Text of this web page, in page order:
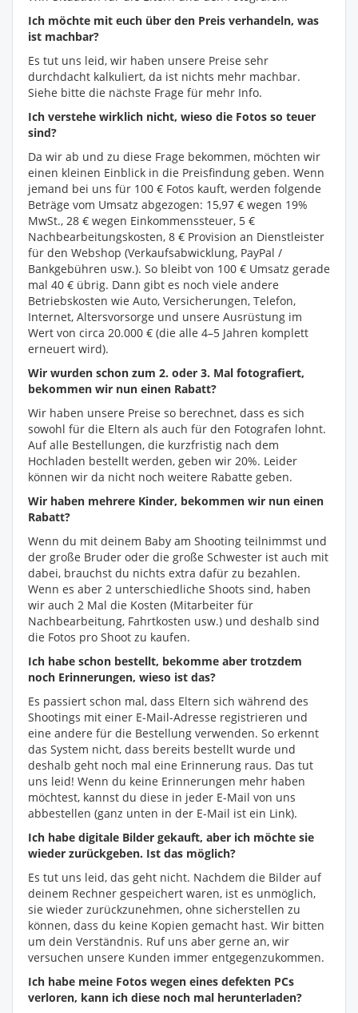
Ich möchte mit euch über den Preis verhandeln, was
ist machbar?
Es tut uns leid, wir haben unsere Preise sehr
durchdacht kalkuliert, da ist nichts mehr machbar.
Siehe bitte die nächste Frage für mehr Info.
Ich verstehe wirklich nicht, wieso die Fotos so teuer
sind?
Da wir ab und zu diese Frage bekommen, möchten wir
einen kleinen Einblick in die Preisfindung geben. Wenn
jemand bei uns für 100 € Fotos kauft, werden folgende
Beträge vom Umsatz abgezogen: 15,97 € wegen 19%
MwSt., 28 € wegen Einkommenssteuer, 5 €
Nachbearbeitungskosten, 8 € Provision an Dienstleister
für den Webshop (Verkaufsabwicklung, PayPal /
Bankgebühren usw.). So bleibt von 100 € Umsatz gerade
mal 40 € übrig. Dann gibt es noch viele andere
Betriebskosten wie Auto, Versicherungen, Telefon,
Internet, Altersvorsorge und unsere Ausrüstung im
Wert von circa 20.000 € (die alle 4–5 Jahren komplett
erneuert wird).
Wir wurden schon zum 2. oder 3. Mal fotografiert,
bekommen wir nun einen Rabatt?
Wir haben unsere Preise so berechnet, dass es sich
sowohl für die Eltern als auch für den Fotografen lohnt.
Auf alle Bestellungen, die kurzfristig nach dem
Hochladen bestellt werden, geben wir 20%. Leider
können wir da nicht noch weitere Rabatte geben.
Wir haben mehrere Kinder, bekommen wir nun einen
Rabatt?
Wenn du mit deinem Baby am Shooting teilnimmst und
der große Bruder oder die große Schwester ist auch mit
dabei, brauchst du nichts extra dafür zu bezahlen.
Wenn es aber 2 unterschiedliche Shoots sind, haben
wir auch 2 Mal die Kosten (Mitarbeiter für
Nachbearbeitung, Fahrtkosten usw.) und deshalb sind
die Fotos pro Shoot zu kaufen.
Ich habe schon bestellt, bekomme aber trotzdem
noch Erinnerungen, wieso ist das?
Es passiert schon mal, dass Eltern sich während des
Shootings mit einer E-Mail-Adresse registrieren und
eine andere für die Bestellung verwenden. So erkennt
das System nicht, dass bereits bestellt wurde und
deshalb geht noch mal eine Erinnerung raus. Das tut
uns leid! Wenn du keine Erinnerungen mehr haben
möchtest, kannst du diese in jeder E-Mail von uns
abbestellen (ganz unten in der E-Mail ist ein Link).
Ich habe digitale Bilder gekauft, aber ich möchte sie
wieder zurückgeben. Ist das möglich?
Es tut uns leid, das geht nicht. Nachdem die Bilder auf
deinem Rechner gespeichert waren, ist es unmöglich,
sie wieder zurückzunehmen, ohne sicherstellen zu
können, dass du keine Kopien gemacht hast. Wir bitten
um dein Verständnis. Ruf uns aber gerne an, wir
versuchen unsere Kunden immer entgegenzukommen.
Ich habe meine Fotos wegen eines defekten PCs
verloren, kann ich diese noch mal herunterladen?